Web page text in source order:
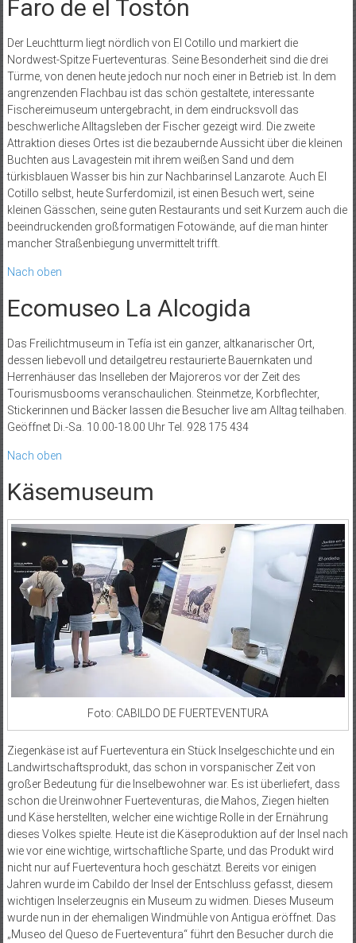
Faro de el Tostón
Der Leuchtturm liegt nördlich von El Cotillo und markiert die
Nordwest-Spitze Fuerteventuras. Seine Besonderheit sind die drei
Türme, von denen heute jedoch nur noch einer in Betrieb ist. In dem
angrenzenden Flachbau ist das schön gestaltete, interessante
Fischereimuseum untergebracht, in dem eindrucksvoll das
beschwerliche Alltagsleben der Fischer gezeigt wird. Die zweite
Attraktion dieses Ortes ist die bezaubernde Aussicht über die kleinen
Buchten aus Lavagestein mit ihrem weißen Sand und dem
türkisblauen Wasser bis hin zur Nachbarinsel Lanzarote. Auch El
Cotillo selbst, heute Surferdomizil, ist einen Besuch wert, seine
kleinen Gässchen, seine guten Restaurants und seit Kurzem auch die
beeindruckenden großformatigen Fotowände, auf die man hinter
mancher Straßenbiegung unvermittelt trifft.
Nach oben
Ecomuseo La Alcogida
Das Freilichtmuseum in Tefía ist ein ganzer, altkanarischer Ort,
dessen liebevoll und detailgetreu restaurierte Bauernkaten und
Herrenhäuser das Inselleben der Majoreros vor der Zeit des
Tourismusbooms veranschaulichen. Steinmetze, Korbflechter,
Stickerinnen und Bäcker lassen die Besucher live am Alltag teilhaben.
Geöffnet Di.-Sa. 10.00-18.00 Uhr Tel. 928 175 434
Nach oben
Käsemuseum
Foto: CABILDO DE FUERTEVENTURA
Ziegenkäse ist auf Fuerteventura ein Stück Inselgeschichte und ein
Landwirtschaftsprodukt, das schon in vorspanischer Zeit von
großer Bedeutung für die Inselbewohner war. Es ist überliefert, dass
schon die Ureinwohner Fuerteventuras, die Mahos, Ziegen hielten
und Käse herstellten, welcher eine wichtige Rolle in der Ernährung
dieses Volkes spielte. Heute ist die Käseproduktion auf der Insel nach
wie vor eine wichtige, wirtschaftliche Sparte, und das Produkt wird
nicht nur auf Fuerteventura hoch geschätzt. Bereits vor einigen
Jahren wurde im Cabildo der Insel der Entschluss gefasst, diesem
wichtigen Inselerzeugnis ein Museum zu widmen. Dieses Museum
wurde nun in der ehemaligen Windmühle von Antigua eröffnet. Das
„Museo del Queso de Fuerteventura“ führt den Besucher durch die